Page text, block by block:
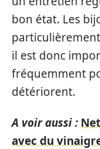
bon état. Les
il est donc
fréquemment
détériorent.
A voir aussi :
avec du